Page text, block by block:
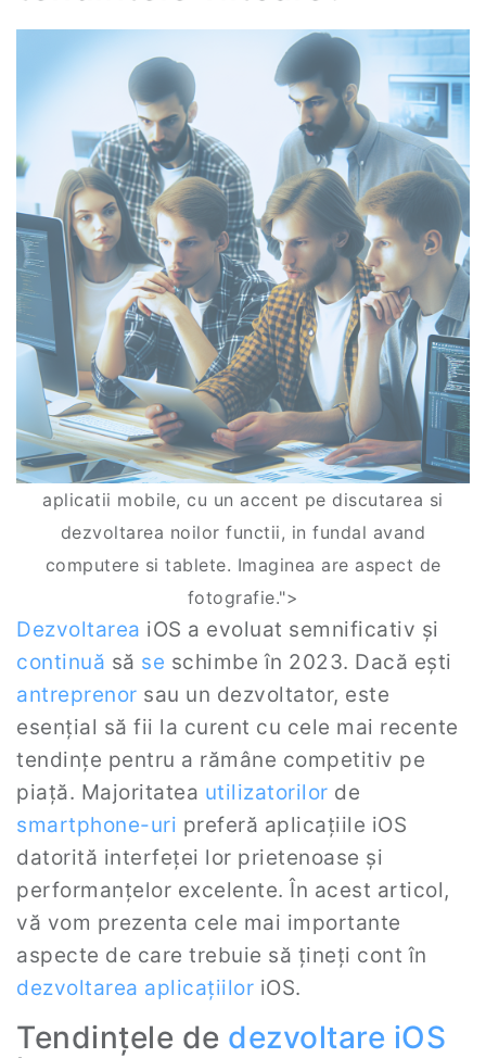
aplicatii mobile, cu un accent pe discutarea si
dezvoltarea noilor functii, in fundal avand
computere si tablete. Imaginea are aspect de
fotografie.">
Dezvoltarea iOS a evoluat semnificativ și
continuă să se schimbe în 2023. Dacă ești
antreprenor sau un dezvoltator, este
esențial să fii la curent cu cele mai recente
tendințe pentru a rămâne competitiv pe
piață. Majoritatea utilizatorilor de
smartphone-uri preferă aplicațiile iOS
datorită interfeței lor prietenoase și
performanțelor excelente. În acest articol,
vă vom prezenta cele mai importante
aspecte de care trebuie să țineți cont în
dezvoltarea aplicațiilor iOS.
Tendințele de dezvoltare iOS